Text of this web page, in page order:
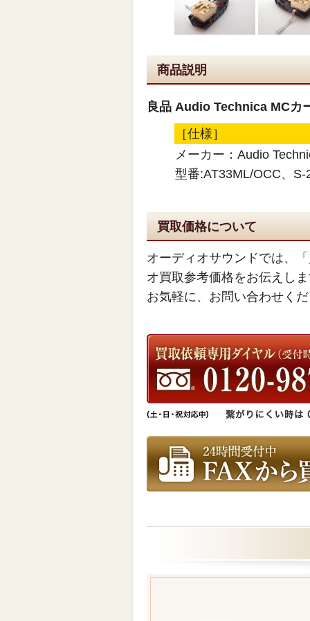
商品説明
良品 Audio Technica MCカ
［仕様］
メーカー：Audio
型番:AT33ML/OCC、S-
買取価格について
オーディオサウンドでは、
オ買取参考価格をお伝えし
お気軽に、お問い合わせく